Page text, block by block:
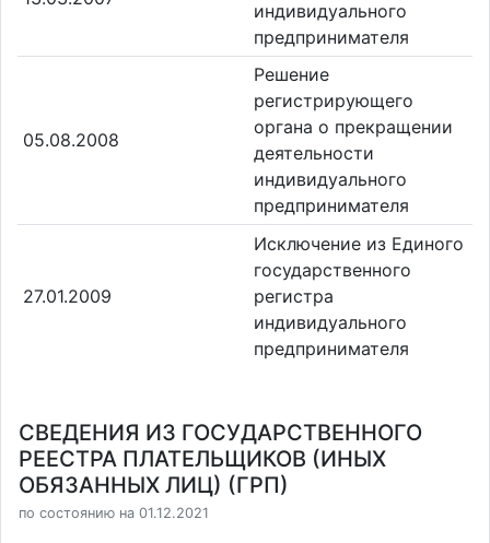
индивидуального
предпринимателя
05.08.2008
Решение
регистрирующего
органа о прекращении
деятельности
индивидуального
предпринимателя
27.01.2009
Исключение из Единого
государственного
регистра
индивидуального
предпринимателя
СВЕДЕНИЯ ИЗ ГОСУДАРСТВЕННОГО
РЕЕСТРА ПЛАТЕЛЬЩИКОВ (ИНЫХ
ОБЯЗАННЫХ ЛИЦ) (ГРП)
по состоянию на 01.12.2021